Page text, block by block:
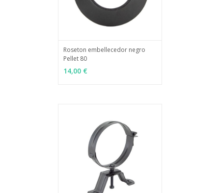
AÑADIR
Roseton embellecedor negro
Pellet 80
14,00 €